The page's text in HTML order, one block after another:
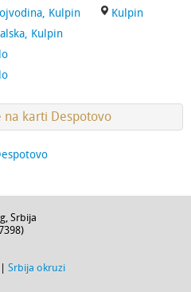
Kulpin
Kulpin
Kulpin
na karti Despotovo
, Srbija
)
Srbija okruzi